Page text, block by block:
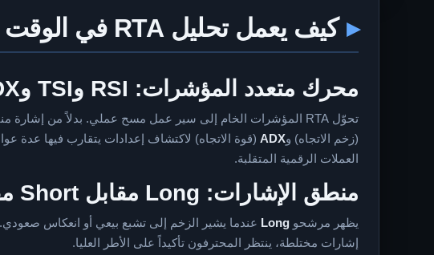
كيف يعمل تحليل RTA في الوقت الفعلي
محرك متعدد المؤشرات: RSI وTSI وADX
تحوّل RTA المؤشرات الخام إلى سير عمل مسح عملي. بدلاً من إشارة منفردة، تجمع RTA
(زخم الاتجاه) وADX (قوة الاتجاه) لاكتشاف إعدادات يتقارب فيها عدة
العملات الرقمية المتقلبة.
منطق الإشارات: Long مقابل Short مقابل أنظمة مختلطة
يظهر مرشحو Long عندما يشير الزخم إلى تشبع بيعي أو انعكاس
إشارات مختلطة، ينتظر المحترفون تأكيداً على الأطر العليا.